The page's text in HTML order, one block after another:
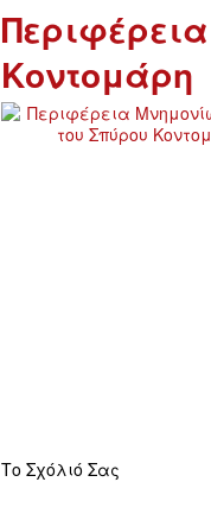
Κοντομάρη
Το Σχόλιό Σας